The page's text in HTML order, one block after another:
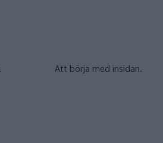
Att börja med insidan.